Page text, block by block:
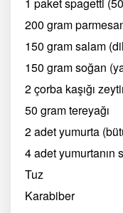
200 gram
150 gram salam
150 gram soğan
2 çorba kaşığı
50 gram tereyağı
2 adet yumurta
4 adet yumurtanın
Tuz
Karabiber